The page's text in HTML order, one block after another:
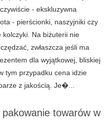
- ekskluzywna
- pierścionki, naszyjniki czy
kolczyki. Na biżuterii nie
zwłaszcza jeśli ma
dla wyjątkowej, bliskiej
tym przypadku cena idzie
z jakością. Je�...
pakowanie towarów w